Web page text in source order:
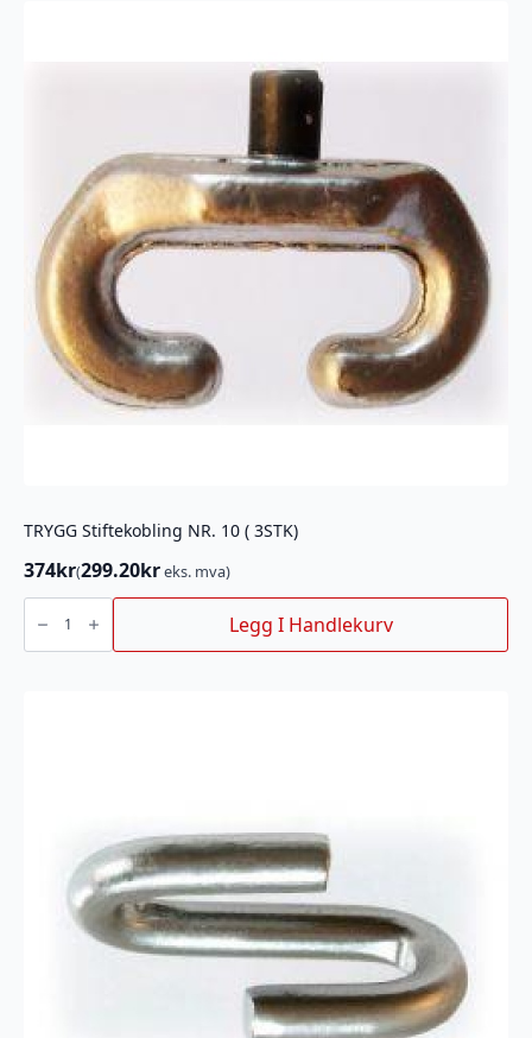
TRYGG Stiftekobling NR. 10 ( 3STK)
374kr(299.20kreks. mva)
TRYGG
Stiftekobling
NR.
10
Legg I Handlekurv